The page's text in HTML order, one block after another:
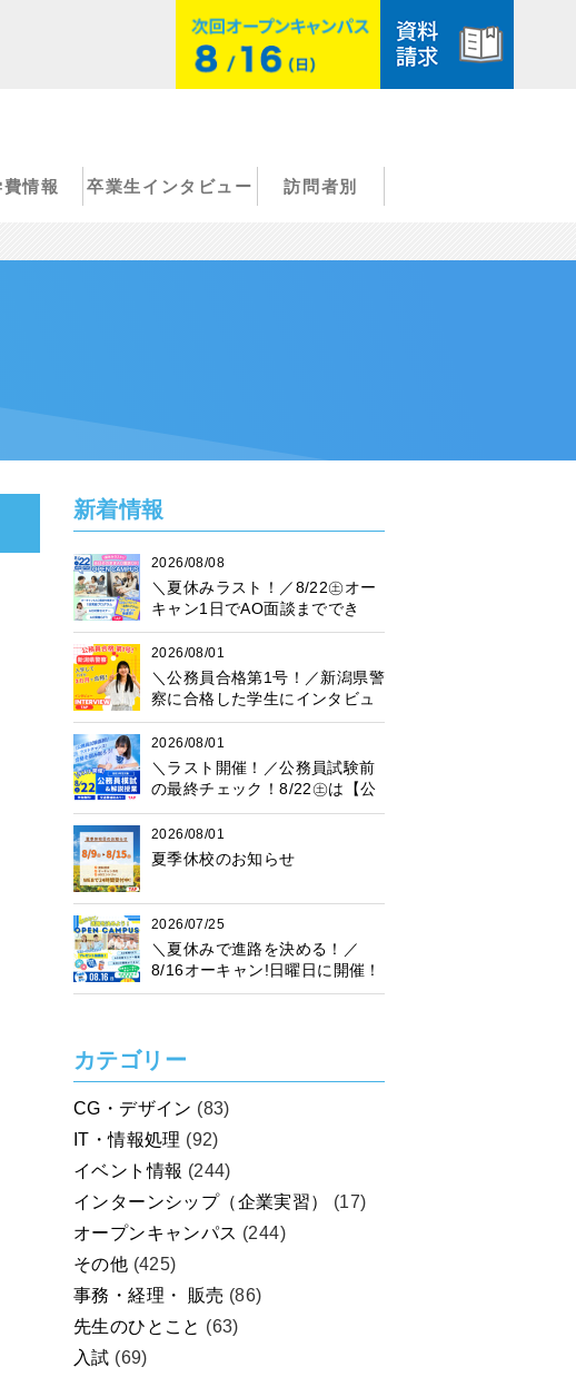
情報 卒業生インタビュー 訪問者別
新着情報
2026/08/08
＼夏休みラスト！／8/22㊏オー
キャン1日でAO面談まででき
る！
2026/08/01
＼公務員合格第1号！／新潟県警
察に合格した学生にインタビュ
ー！
2026/08/01
＼ラスト開催！／公務員試験前
の最終チェック！8/22㊏は【公
務員模試】に参加しよう♪
2026/08/01
夏季休校のお知らせ
2026/07/25
＼夏休みで進路を決める！／
8/16オーキャン!日曜日に開催！
プレゼント抽選会も♪楽しく進路
カテゴリー
CG・デザイン (83)
IT・情報処理 (92)
イベント情報 (244)
インターンシップ（企業実習）
(17)
オープンキャンパス (244)
その他 (425)
事務・経理・ 販売 (86)
先生のひとこと (63)
入試 (69)